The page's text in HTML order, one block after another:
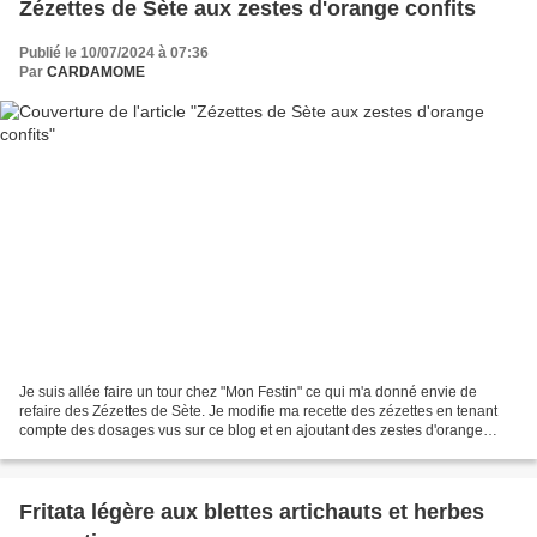
Zézettes de Sète aux zestes d'orange confits
Publié le 10/07/2024 à 07:36
Par CARDAMOME
Je suis allée faire un tour chez "Mon Festin" ce qui m'a donné envie de
refaire des Zézettes de Sète. Je modifie ma recette des zézettes en tenant
compte des dosages vus sur ce blog et en ajoutant des zestes d'orange
Fritata légère aux blettes artichauts et herbes